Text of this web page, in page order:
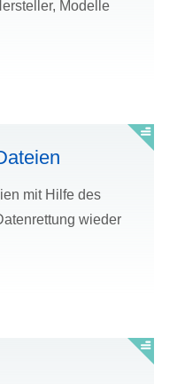
Modelle
mit Hilfe des
wieder